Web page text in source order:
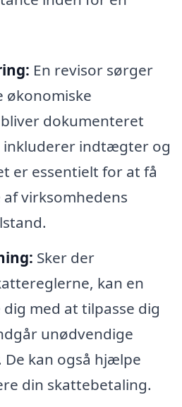
En revisor sørger
økonomiske
dokumenteret
inkluderer indtægter og
er essentielt for at få
virksomhedens
Sker der
kan en
med at tilpasse dig
unødvendige
kan også hjælpe
din skattebetaling.